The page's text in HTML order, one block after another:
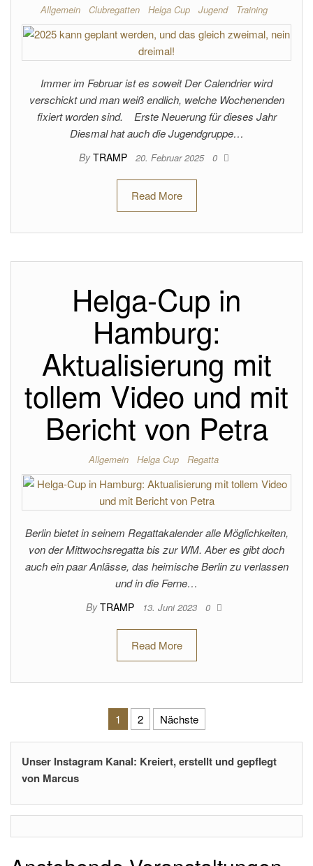
Allgemein Clubregatten Helga Cup Jugend Training
Immer im Februar ist es soweit Der Calendrier wird
verschickt und man weiß endlich, welche Wochenenden
fixiert worden sind. Erste Neuerung für dieses Jahr
Diesmal hat auch die Jugendgruppe…
By TRAMP 20. Februar 2025 0
Read More
Helga-Cup in
Hamburg:
Aktualisierung mit
tollem Video und mit
Bericht von Petra
Allgemein Helga Cup Regatta
Berlin bietet in seinem Regattakalender alle Möglichkeiten,
von der Mittwochsregatta bis zur WM. Aber es gibt doch
auch ein paar Anlässe, das heimische Berlin zu verlassen
und in die Ferne…
By TRAMP 13. Juni 2023 0
Read More
Seitennummerierung der
1 2 Nächste
Unser Instagram Kanal: Kreiert, erstellt und gepflegt
von Marcus